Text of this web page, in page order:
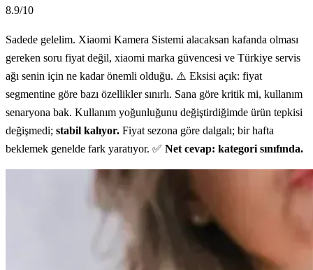
8.9/10
Sadede gelelim. Xiaomi Kamera Sistemi alacaksan kafanda olması
gereken soru fiyat değil, xiaomi marka güvencesi ve Türkiye servis
ağı senin için ne kadar önemli olduğu. ⚠️ Eksisi açık: fiyat
segmentine göre bazı özellikler sınırlı. Sana göre kritik mi, kullanım
senaryona bak. Kullanım yoğunluğunu değiştirdiğimde ürün tepkisi
değişmedi; stabil kalıyor. Fiyat sezona göre dalgalı; bir hafta
beklemek genelde fark yaratıyor. ✅ Net cevap: kategori sınıfında.